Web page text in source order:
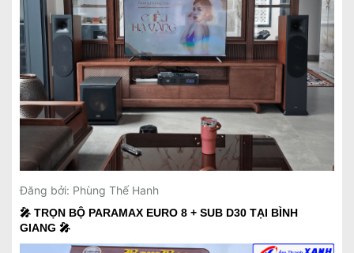
Đăng bởi: Phùng Thế Hanh
🎤 TRỌN BỘ PARAMAX EURO 8 + SUB D30 TẠI BÌNH
GIANG 🎤